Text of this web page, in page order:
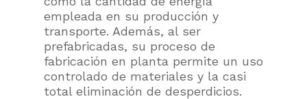
empleada en su producción y
transporte. Además, al ser
prefabricadas, su proceso de
fabricación en planta permite un uso
controlado de materiales y la casi
total eliminación de desperdicios.